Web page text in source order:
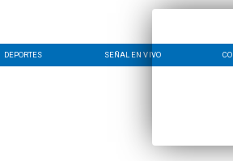
DEPORTES SEÑAL EN VIVO